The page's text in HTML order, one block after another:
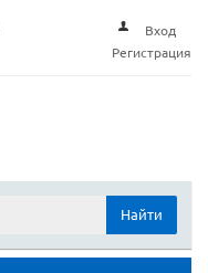
Вход
Регистрация
Найти